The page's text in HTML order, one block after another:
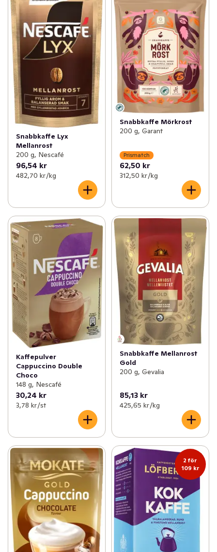
Snabbkaffe Lyx
Mellanrost
200 g, Nescafé
96,54 kr
482,70 kr /kg
Snabbkaffe Mörkrost
200 g, Garant
Prismatch
62,50 kr
312,50 kr /kg
Kaffepulver
Cappuccino Double
Choco
148 g, Nescafé
30,24 kr
3,78 kr /st
Snabbkaffe Mellanrost
Gold
200 g, Gevalia
85,13 kr
425,65 kr /kg
2 för
109 kr